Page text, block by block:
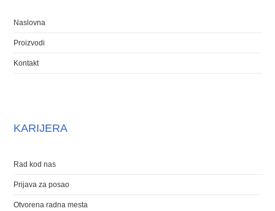
Naslovna
Proizvodi
Kontakt
KARIJERA
Rad kod nas
Prijava za posao
Otvorena radna mesta